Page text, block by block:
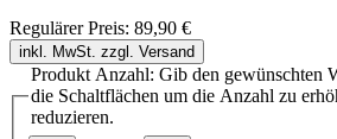
Regulärer Preis: 89,90 €
inkl. MwSt. zzgl. Versand
Produkt Anzahl: Gib den gewünschten
die Schaltflächen um die Anzahl zu
reduzieren.